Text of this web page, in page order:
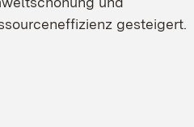
gesteigert.